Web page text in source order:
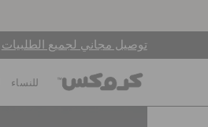
توصيل مجاني لجميع الطلبيات
للنساء